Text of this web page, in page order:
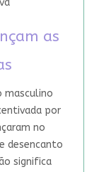
as
masculino
por
no
desencanto
significa